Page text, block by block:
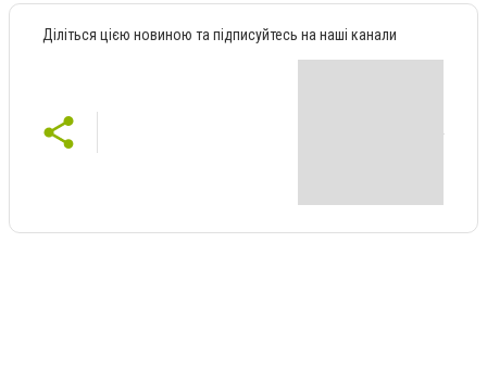
Діліться цією новиною та підписуйтесь на наші канали